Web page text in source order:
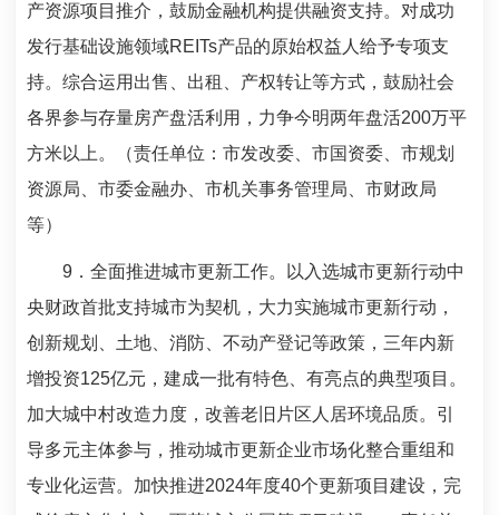
产资源项目推介，鼓励金融机构提供融资支持。对成功
发行基础设施领域REITs产品的原始权益人给予专项支
持。综合运用出售、出租、产权转让等方式，鼓励社会
各界参与存量房产盘活利用，力争今明两年盘活200万平
方米以上。（责任单位：市发改委、市国资委、市规划
资源局、市委金融办、市机关事务管理局、市财政局
等）
9 ．全面推进城市更新工作。以入选城市更新行动中
央财政首批支持城市为契机，大力实施城市更新行动，
创新规划、土地、消防、不动产登记等政策，三年内新
增投资125亿元，建成一批有特色、有亮点的典型项目。
加大城中村改造力度，改善老旧片区人居环境品质。引
导多元主体参与，推动城市更新企业市场化整合重组和
专业化运营。加快推进2024年度40个更新项目建设，完